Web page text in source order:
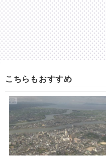
こちらもおすすめ